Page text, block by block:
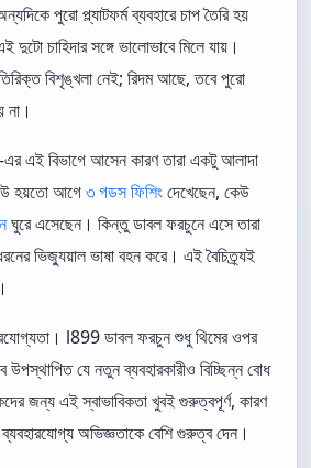
পুরো প্ল্যাটফর্ম ব্যবহারে চাপ তৈরি হয়
চাহিদার সঙ্গে ভালোভাবে মিলে যায়।
বিশৃঙ্খলা নেই; রিদম আছে, তবে পুরো
না।
এই বিভাগে আসেন কারণ তারা একটু আলাদা
হয়তো আগে৩ গডস ফিশিংদেখেছেন, কেউ
ঘুরে এসেছেন। কিন্তু ডাবল ফরচুনে এসে তারা
ভিজ্যুয়াল ভাষা বহন করে। এই বৈচিত্র্যই
l899 ডাবল ফরচুন শুধু থিমের ওপর
উপস্থাপিত যে নতুন ব্যবহারকারীও বিচ্ছিন্ন বোধ
জন্য এই স্বাভাবিকতা খুবই গুরুত্বপূর্ণ, কারণ
ব্যবহারযোগ্য অভিজ্ঞতাকে বেশি গুরুত্ব দেন।